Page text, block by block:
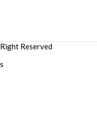
Reserved